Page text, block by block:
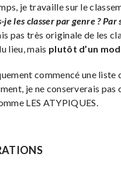
je travaille sur le
je les classer par genre ?
pas très originale de les
lieu, mais plutôt d’un
commencé une liste
je ne conserverais
LES ATYPIQUES.